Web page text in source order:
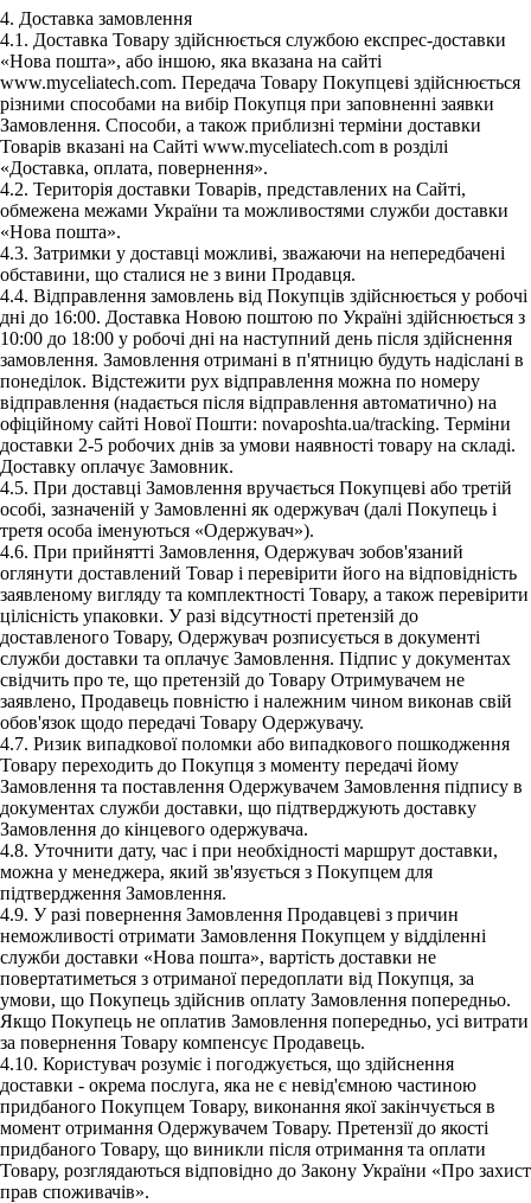
4. Доставка замовлення
4.1. Доставка Товару здійснюється службою експрес-доставки
«Нова пошта», або іншою, яка вказана на сайті
www.myceliatech.com. Передача Товару Покупцеві здійснюється
різними способами на вибір Покупця при заповненні заявки
Замовлення. Способи, а також приблизні терміни доставки
Товарів вказані на Сайті www.myceliatech.com в розділі
«Доставка, оплата, повернення».
4.2. Територія доставки Товарів, представлених на Сайті,
обмежена межами України та можливостями служби доставки
«Нова пошта».
4.3. Затримки у доставці можливі, зважаючи на непередбачені
обставини, що сталися не з вини Продавця.
4.4. Відправлення замовлень від Покупців здійснюється у робочі
дні до 16:00. Доставка Новою поштою по Україні здійснюється з
10:00 до 18:00 у робочі дні на наступний день після здійснення
замовлення. Замовлення отримані в п'ятницю будуть надіслані в
понеділок. Відстежити рух відправлення можна по номеру
відправлення (надається після відправлення автоматично) на
офіційному сайті Нової Пошти: novaposhta.ua/tracking. Терміни
доставки 2-5 робочих днів за умови наявності товару на складі.
Доставку оплачує Замовник.
4.5. При доставці Замовлення вручається Покупцеві або третій
особі, зазначеній у Замовленні як одержувач (далі Покупець і
третя особа іменуються «Одержувач»).
4.6. При прийнятті Замовлення, Одержувач зобов'язаний
оглянути доставлений Товар і перевірити його на відповідність
заявленому вигляду та комплектності Товару, а також перевірити
цілісність упаковки. У разі відсутності претензій до
доставленого Товару, Одержувач розписується в документі
служби доставки та оплачує Замовлення. Підпис у документах
свідчить про те, що претензій до Товару Отримувачем не
заявлено, Продавець повністю і належним чином виконав свій
обов'язок щодо передачі Товару Одержувачу.
4.7. Ризик випадкової поломки або випадкового пошкодження
Товару переходить до Покупця з моменту передачі йому
Замовлення та поставлення Одержувачем Замовлення підпису в
документах служби доставки, що підтверджують доставку
Замовлення до кінцевого одержувача.
4.8. Уточнити дату, час і при необхідності маршрут доставки,
можна у менеджера, який зв'язується з Покупцем для
підтвердження Замовлення.
4.9. У разі повернення Замовлення Продавцеві з причин
неможливості отримати Замовлення Покупцем у відділенні
служби доставки «Нова пошта», вартість доставки не
повертатиметься з отриманої передоплати від Покупця, за
умови, що Покупець здійснив оплату Замовлення попередньо.
Якщо Покупець не оплатив Замовлення попередньо, усі витрати
за повернення Товару компенсує Продавець.
4.10. Користувач розуміє і погоджується, що здійснення
доставки - окрема послуга, яка не є невід'ємною частиною
придбаного Покупцем Товару, виконання якої закінчується в
момент отримання Одержувачем Товару. Претензії до якості
придбаного Товару, що виникли після отримання та оплати
Товару, розглядаються відповідно до Закону України «Про захист
прав споживачів».